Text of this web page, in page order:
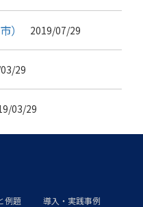
） 2019/07/29
29
03/29
例題 導入・実践事例